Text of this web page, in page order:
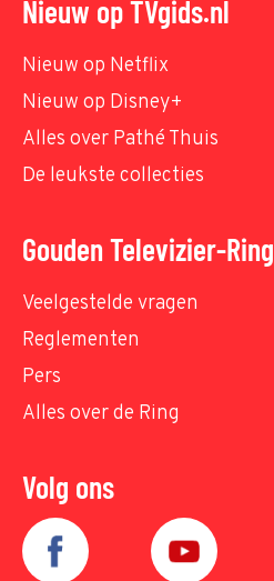
Nieuw op TVgids.nl
Nieuw op Netflix
Nieuw op Disney+
Alles over Pathé Thuis
De leukste collecties
Gouden Televizier-Ring
Veelgestelde vragen
Reglementen
Pers
Alles over de Ring
Volg ons